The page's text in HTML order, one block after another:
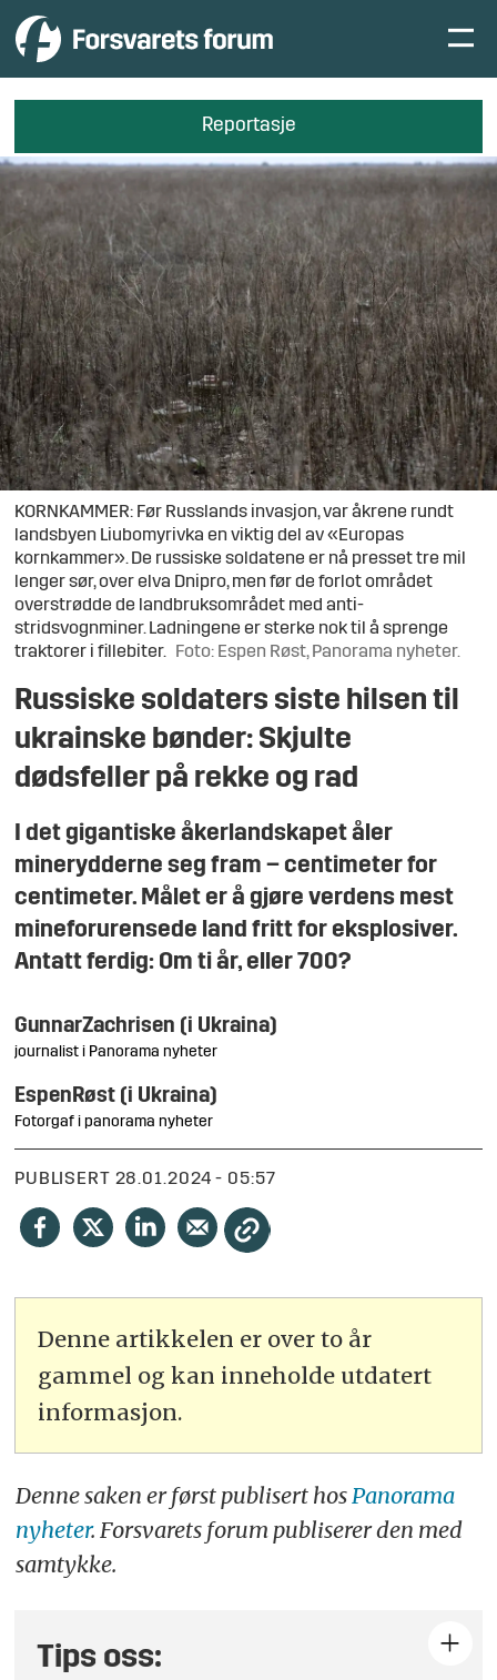
Reportasje
KORNKAMMER: Før Russlands invasjon, var åkrene rundt
landsbyen Liubomyrivka en viktig del av «Europas
kornkammer». De russiske soldatene er nå presset tre mil
lenger sør, over elva Dnipro, men før de forlot området
overstrødde de landbruksområdet med anti-
stridsvognminer. Ladningene er sterke nok til å sprenge
traktorer i fillebiter.
Foto: Espen Røst, Panorama nyheter.
Russiske soldaters siste hilsen til
ukrainske bønder: Skjulte
dødsfeller på rekke og rad
I det gigantiske åkerlandskapet åler
minerydderne seg fram – centimeter for
centimeter. Målet er å gjøre verdens mest
mineforurensede land fritt for eksplosiver.
Antatt ferdig: Om ti år, eller 700?
GunnarZachrisen (i Ukraina)
journalist i Panorama nyheter
Espen Røst (i Ukraina)
Fotorgaf i panorama nyheter
PUBLISERT 28.01.2024 - 05:57
Denne artikkelen er over to år
gammel og kan inneholde utdatert
informasjon.
Denne saken er først publisert hos Panorama
nyheter. Forsvarets forum publiserer den med
samtykke.
Tips oss: